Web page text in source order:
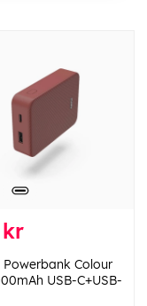
kr
Colour
USB-C+USB-